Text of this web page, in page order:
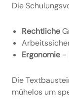
Die
Rechtliche
Ergonomie -
Die
mühelos um